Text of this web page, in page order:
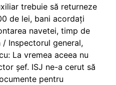
trebuie să returneze
de lei, bani acordați
navetei, timp de
/ Inspectorul general,
La vremea aceea nu
șef. ISJ ne-a cerut să
pentru